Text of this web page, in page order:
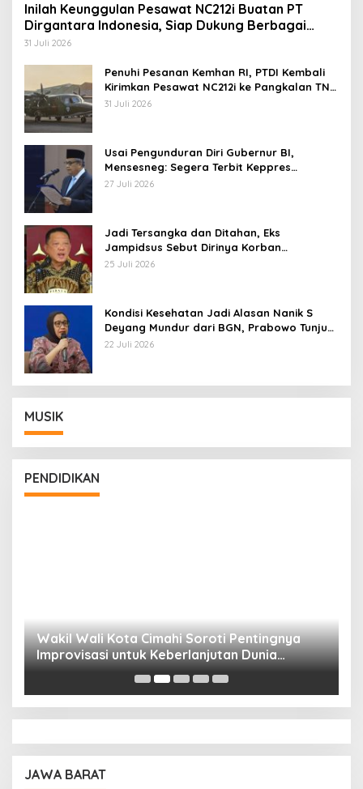
Inilah Keunggulan Pesawat NC212i Buatan PT
Dirgantara Indonesia, Siap Dukung Berbagai
Operasi TNI
31 Juli 2026
Penuhi Pesanan Kemhan RI, PTDI Kembali
Kirimkan Pesawat NC212i ke Pangkalan TNI
AU
31 Juli 2026
Usai Pengunduran Diri Gubernur BI,
Mensesneg: Segera Terbit Keppres
Pemberhentian dengan Hormat
27 Juli 2026
Jadi Tersangka dan Ditahan, Eks
Jampidsus Sebut Dirinya Korban
Kriminalisasi
25 Juli 2026
Kondisi Kesehatan Jadi Alasan Nanik S
Deyang Mundur dari BGN, Prabowo Tunjuk
Wamentan Sudaryono
22 Juli 2026
MUSIK
PENDIDIKAN
Wakil Wali Kota Cimahi Soroti Pentingnya
Improvisasi untuk Keberlanjutan Dunia
Pendidikan
JAWA BARAT